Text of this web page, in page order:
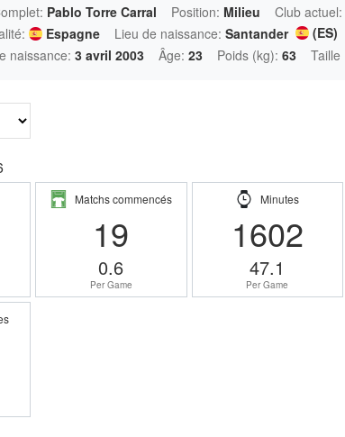
Pablo Torre Carral Position: Milieu Club actuel:
Espagne Lieu de naissance: Santander
(ES)
naissance: 3 avril 2003 Âge: 23 Poids (kg): 63 Taille
Matchs commencés
19
0.6
Per Game
Minutes
1602
47.1
Per Game